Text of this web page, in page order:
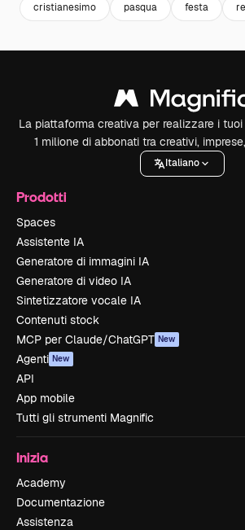
cristianesimo pasqua festa
La piattaforma creativa per realizzare i
1 milione di abbonati tra creativi,
Italiano
Prodotti
Spaces
Assistente IA
Generatore di immagini IA
Generatore di video IA
Sintetizzatore vocale IA
Contenuti stock
MCP per Claude/ChatGPT New
Agenti New
API
App mobile
Tutti gli strumenti Magnific
Inizia
Academy
Documentazione
Assistenza